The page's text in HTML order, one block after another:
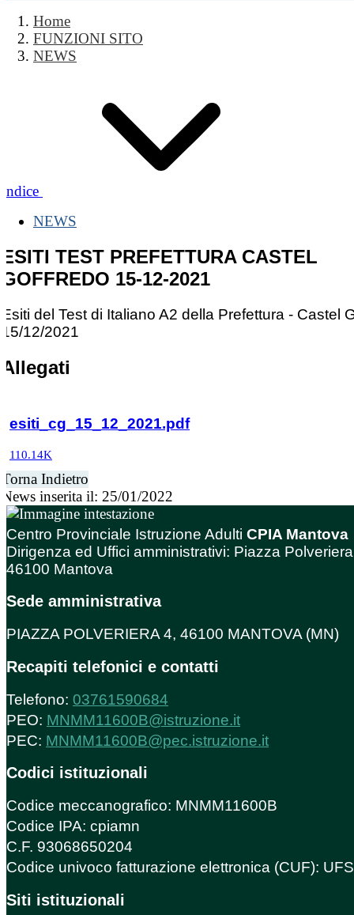
Home
FUNZIONI SITO
NEWS
Indice
NEWS
ESITI TEST PREFETTURA CASTEL
GOFFREDO 15-12-2021
Esiti del Test di Italiano A2 della Prefettura - Castel
15/12/2021
Allegati
esiti_cg_15_12_2021.pdf
110.14K
Torna Indietro
News inserita il: 25/01/2022
Centro Provinciale Istruzione Adulti CPIA Mantova
Dirigenza ed Uffici amministrativi: Piazza
46100 Mantova
Sede amministrativa
PIAZZA POLVERIERA 4, 46100 MANTOVA (MN)
Recapiti telefonici e contatti
Telefono: 03761590684
PEO: MNMM11600B@istruzione.it
PEC: MNMM11600B@pec.istruzione.it
Codici istituzionali
Codice meccanografico: MNMM11600B
Codice IPA: cpiamn
C.F. 93068650204
Codice univoco fatturazione elettronica (CUF):
Siti istituzionali